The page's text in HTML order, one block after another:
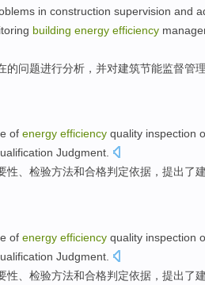
in construction supervision and
building energy efficiency
的问题进行分析 ，并对建筑节能监督管理
of energy efficiency quality inspection
Judgment.
性、检验方法和合格判定依据 ，提出了
of energy efficiency quality inspection
Judgment
性 、检验方法和合格判定依据 ，提出了